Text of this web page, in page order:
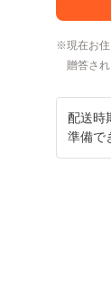
現在お
贈答され
配送時
準備で